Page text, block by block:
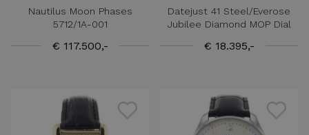
Nautilus Moon Phases
5712/1A-001
€ 117.500,-
Datejust 41 Steel/Everose
Jubilee Diamond MOP Dial
€ 18.395,-